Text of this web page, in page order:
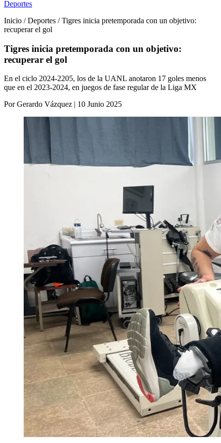
Deportes
Inicio / Deportes / Tigres inicia pretemporada con un objetivo:
recuperar el gol
Tigres inicia pretemporada con un objetivo:
recuperar el gol
En el ciclo 2024-2205, los de la UANL anotaron 17 goles menos
que en el 2023-2024, en juegos de fase regular de la Liga MX
Por Gerardo Vázquez | 10 Junio 2025